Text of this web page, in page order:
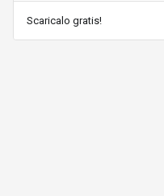
Scaricalo gratis!